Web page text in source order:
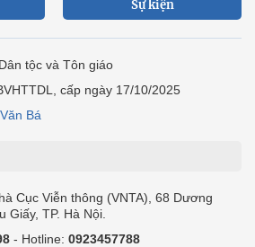
Sự kiện
tộc và Tôn giáo
cấp ngày 17/10/2025
Bá
Cục Viễn thông (VNTA), 68 Dương
TP. Hà Nội.
- Hotline: 0923457788